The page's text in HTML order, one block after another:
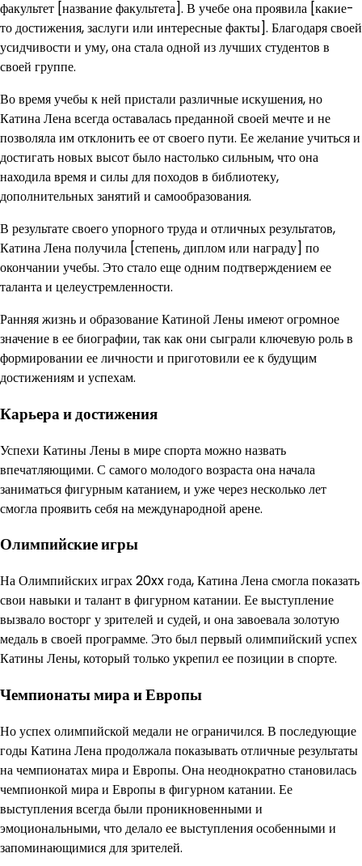
факультет [название факультета]. В учебе она проявила [какие-
то достижения, заслуги или интересные факты]. Благодаря своей
усидчивости и уму, она стала одной из лучших студентов в
своей группе.
Во время учебы к ней пристали различные искушения, но
Катина Лена всегда оставалась преданной своей мечте и не
позволяла им отклонить ее от своего пути. Ее желание учиться и
достигать новых высот было настолько сильным, что она
находила время и силы для походов в библиотеку,
дополнительных занятий и самообразования.
В результате своего упорного труда и отличных результатов,
Катина Лена получила [степень, диплом или награду] по
окончании учебы. Это стало еще одним подтверждением ее
таланта и целеустремленности.
Ранняя жизнь и образование Катиной Лены имеют огромное
значение в ее биографии, так как они сыграли ключевую роль в
формировании ее личности и приготовили ее к будущим
достижениям и успехам.
Карьера и достижения
Успехи Катины Лены в мире спорта можно назвать
впечатляющими. С самого молодого возраста она начала
заниматься фигурным катанием, и уже через несколько лет
смогла проявить себя на международной арене.
Олимпийские игры
На Олимпийских играх 20xx года, Катина Лена смогла показать
свои навыки и талант в фигурном катании. Ее выступление
вызвало восторг у зрителей и судей, и она завоевала золотую
медаль в своей программе. Это был первый олимпийский успех
Катины Лены, который только укрепил ее позиции в спорте.
Чемпионаты мира и Европы
Но успех олимпийской медали не ограничился. В последующие
годы Катина Лена продолжала показывать отличные результаты
на чемпионатах мира и Европы. Она неоднократно становилась
чемпионкой мира и Европы в фигурном катании. Ее
выступления всегда были проникновенными и
эмоциональными, что делало ее выступления особенными и
запоминающимися для зрителей.